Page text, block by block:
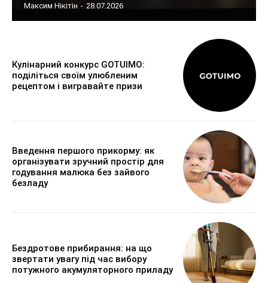
Максим Нікітін - 28.07.2026
Кулінарний конкурс GOTUIMO:
поділіться своїм улюбленим
рецептом і вигравайте призи
Введення першого прикорму: як
організувати зручний простір для
годування малюка без зайвого
безладу
Бездротове прибирання: на що
звертати увагу під час вибору
потужного акумуляторного приладу